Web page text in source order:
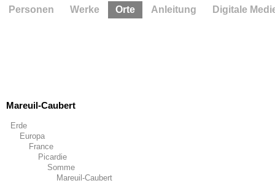
Mareuil-Caubert
Erde
Europa
France
Picardie
Somme
Mareuil-Caubert
Personen Werke Orte Anleitung Digitale